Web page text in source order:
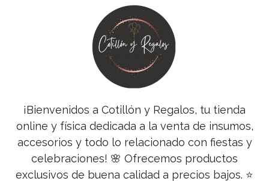
¡Bienvenidos a Cotillón y Regalos, tu tienda
online y física dedicada a la venta de insumos,
accesorios y todo lo relacionado con fiestas y
celebraciones! 🌸 Ofrecemos productos
exclusivos de buena calidad a precios bajos. ⭐